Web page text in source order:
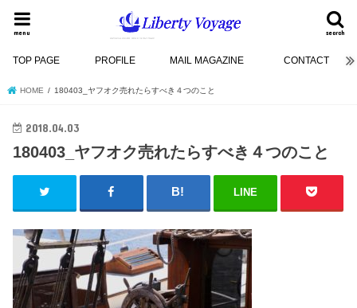
search
menu
TOP PAGE PROFILE MAIL MAGAZINE CONTACT
HOME 180403_ヤフオク売れたらすべき４つのこと
2018.04.03
180403_ヤフオク売れたらすべき４つのこと
LINE